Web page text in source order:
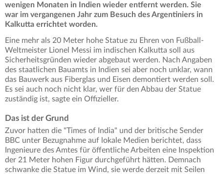
wenigen Monaten in Indien wieder entfernt werden. Sie
war im vergangenen Jahr zum Besuch des Argentiniers in
Kalkutta errichtet worden.
Eine mehr als 20 Meter hohe Statue zu Ehren von Fußball-
Weltmeister Lionel Messi im indischen Kalkutta soll aus
Sicherheitsgründen wieder abgebaut werden. Nach Angaben
des staatlichen Bauamts in Indien sei aber noch unklar, wann
das Bauwerk aus Fiberglas und Eisen demontiert werden soll.
Es sei auch noch nicht klar, wer für den Abbau der Statue
zuständig ist, sagte ein Offizieller.
Das ist der Grund
Zuvor hatten die "Times of India" und der britische Sender
BBC unter Bezugnahme auf lokale Medien berichtet, dass
Ingenieure des Amtes für öffentliche Arbeiten eine Inspektion
der 21 Meter hohen Figur durchgeführt hätten. Demnach
schwanke die Statue im Wind, sie werde derzeit mit Seilen